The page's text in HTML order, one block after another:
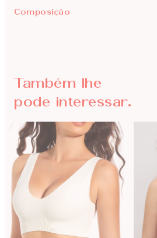
Composição
Também lhe
pode interessar.